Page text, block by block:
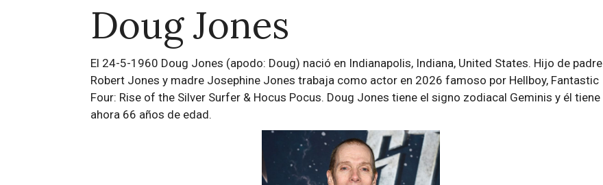
Doug Jones
El 24-5-1960 Doug Jones (apodo: Doug) nació en Indianapolis, Indiana, United States. Hijo de padre
Robert Jones y madre Josephine Jones trabaja como actor en 2026 famoso por Hellboy, Fantastic
Four: Rise of the Silver Surfer & Hocus Pocus. Doug Jones tiene el signo zodiacal Geminis y él tiene
ahora 66 años de edad.